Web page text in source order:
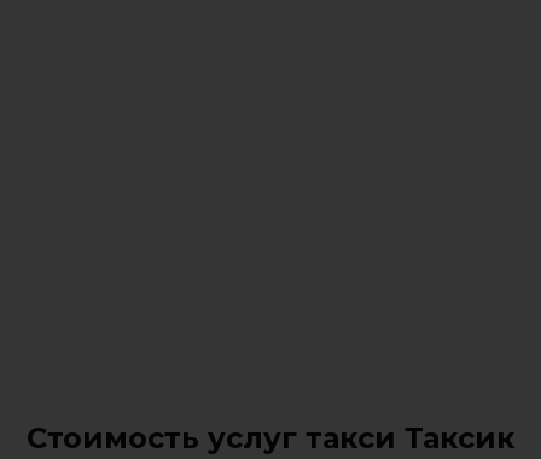
Стоимость услуг такси Таксик